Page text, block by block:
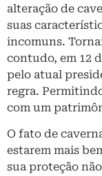
alteração de
suas
incomuns.
contudo, em 12
pelo atual
regra.
com um
O fato de
estarem mais
sua proteção